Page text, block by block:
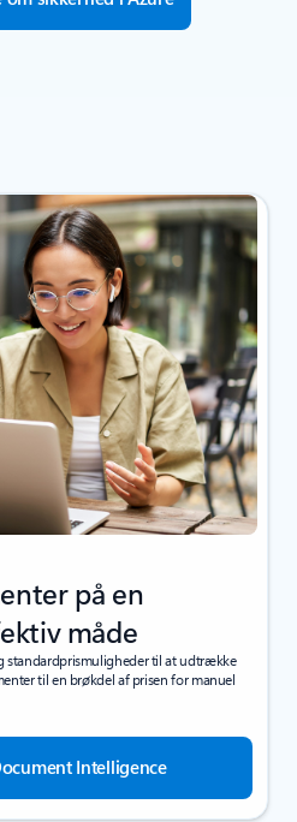
på en
måde
standardprismuligheder til at udtrække
til en brøkdel af prisen for manuel
Intelligence